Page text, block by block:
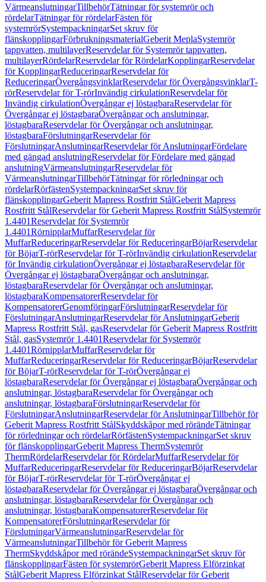
VärmeanslutningarTillbehörTätningar för systemrör och
rördelarTätningar för rördelarFästen för
systemrörSystempackningarSet skruv för
flänskopplingarFörbrukningsmaterialGeberit MeplaSystemrör
tappvatten, multilayerReservdelar för Systemrör tappvatten,
multilayerRördelarReservdelar för RördelarKopplingarReservdelar
för KopplingarReduceringarReservdelar för
ReduceringarÖvergångsvinklarReservdelar för ÖvergångsvinklarT-
rörReservdelar för T-rörInvändig cirkulationReservdelar för
Invändig cirkulationÖvergångar ej löstagbaraReservdelar för
Övergångar ej löstagbaraÖvergångar och anslutningar,
löstagbaraReservdelar för Övergångar och anslutningar,
löstagbaraFörslutningarReservdelar för
FörslutningarAnslutningarReservdelar för AnslutningarFördelare
med gängad anslutningReservdelar för Fördelare med gängad
anslutningVärmeanslutningarReservdelar för
VärmeanslutningarTillbehörTätningar för rörledningar och
rördelarRörfästenSystempackningarSet skruv för
flänskopplingarGeberit Mapress Rostfritt StålGeberit Mapress
Rostfritt StålReservdelar för Geberit Mapress Rostfritt StålSystemrör
1.4401Reservdelar för Systemrör
1.4401RörnipplarMuffarReservdelar för
MuffarReduceringarReservdelar för ReduceringarBöjarReservdelar
för BöjarT-rörReservdelar för T-rörInvändig cirkulationReservdelar
för Invändig cirkulationÖvergångar ej löstagbaraReservdelar för
Övergångar ej löstagbaraÖvergångar och anslutningar,
löstagbaraReservdelar för Övergångar och anslutningar,
löstagbaraKompensatorerReservdelar för
KompensatorerGenomföringarFörslutningarReservdelar för
FörslutningarAnslutningarReservdelar för AnslutningarGeberit
Mapress Rostfritt Stål, gasReservdelar för Geberit Mapress Rostfritt
Stål, gasSystemrör 1.4401Reservdelar för Systemrör
1.4401RörnipplarMuffarReservdelar för
MuffarReduceringarReservdelar för ReduceringarBöjarReservdelar
för BöjarT-rörReservdelar för T-rörÖvergångar ej
löstagbaraReservdelar för Övergångar ej löstagbaraÖvergångar och
anslutningar, löstagbaraReservdelar för Övergångar och
anslutningar, löstagbaraFörslutningarReservdelar för
FörslutningarAnslutningarReservdelar för AnslutningarTillbehör för
Geberit Mapress Rostfritt StålSkyddskåpor med rörändeTätningar
för rörledningar och rördelarRörfästenSystempackningarSet skruv
för flänskopplingarGeberit Mapress ThermSystemrör
ThermRördelarReservdelar för RördelarMuffarReservdelar för
MuffarReduceringarReservdelar för ReduceringarBöjarReservdelar
för BöjarT-rörReservdelar för T-rörÖvergångar ej
löstagbaraReservdelar för Övergångar ej löstagbaraÖvergångar och
anslutningar, löstagbaraReservdelar för Övergångar och
anslutningar, löstagbaraKompensatorerReservdelar för
KompensatorerFörslutningarReservdelar för
FörslutningarVärmeanslutningarReservdelar för
VärmeanslutningarTillbehör för Geberit Mapress
ThermSkyddskåpor med rörändeSystempackningarSet skruv för
flänskopplingarFästen för systemrörGeberit Mapress Elförzinkat
StålGeberit Mapress Elförzinkat StålReservdelar för Geberit